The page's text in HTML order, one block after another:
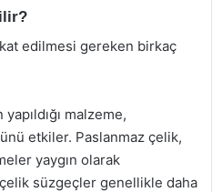
edilmesi gereken birkaç
malzeme,
etkiler. Paslanmaz çelik,
yaygın olarak
çelik süzgeçler genellikle daha